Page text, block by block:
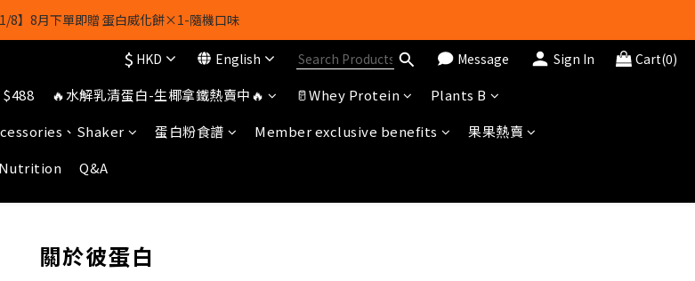
🎉 果果會員日 💪全店任選滿 $2488 立減 $488
8】8月下單即贈 蛋白威化餅×1-隨機口味
折*，可與活動折扣疊加。[新會員優惠]新會員註冊即送$20購物金
果果會員日 💪全店任選滿 $2488 立減 $488
$ HKD English Message Sign In Cart(0)
$488 🔥水解乳清蛋白-生椰拿鐵熱賣中🔥 🥛Whey Protein
Plants B
、Shaker 蛋白粉食譜 Member exclusive benefits
果果熱賣
Nutrition Q&A
關於彼蛋白